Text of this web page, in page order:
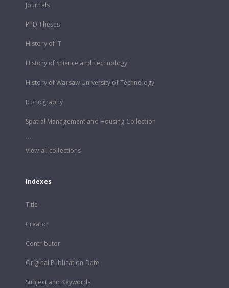
Journals
PhD Theses
History of IT
History of Science and Technology
History of Warsaw University of Technology
Iconography
Spatial Management and Housing Collection
...
View all collections
Indexes
Title
Creator
Contributor
Original Publication Date
Subject and Keywords